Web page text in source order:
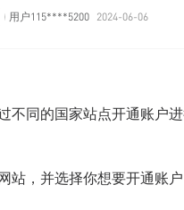
用户115****5200 2024-06-06
不同的国家站点开通账户
站，并选择你想要开通账